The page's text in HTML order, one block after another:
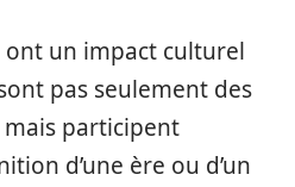
ont un impact culturel
pas seulement des
participent
d’une ère ou d’un